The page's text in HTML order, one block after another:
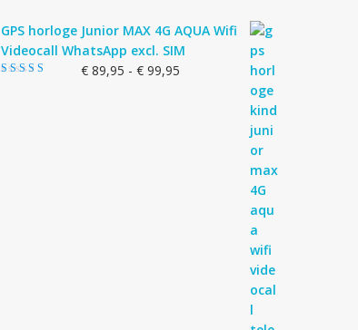
GPS horloge Junior MAX 4G AQUA Wifi
Videocall WhatsApp excl. SIM
€ 89,95 - € 99,95